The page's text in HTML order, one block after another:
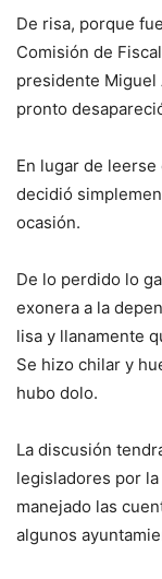
De risa, porque
Comisión de
presidente Miguel
pronto
En lugar de
decidió
ocasión.
De lo perdido lo
exonera a la
lisa y llanamente
Se hizo chilar y
hubo dolo.
La discusión
legisladores por
manejado las
algunos